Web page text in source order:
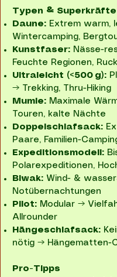
Typen & Superkräfte
Daune: Extrem warm,
Wintercamping,
Kunstfaser: Nässe-
Feuchte Regionen,
Ultraleicht (<500 g):
→ Trekking, Thru-Hiking
Mumie: Maximale
Touren, kalte Nächte
Doppelschlafsack:
Paare, Familien-
Expeditionsmodell:
Polarexpeditionen,
Biwak: Wind- &
Notübernachtungen
Pilot: Modular →
Allrounder
Hängeschlafsack:
nötig → Hängematten-
Pro-Tipps